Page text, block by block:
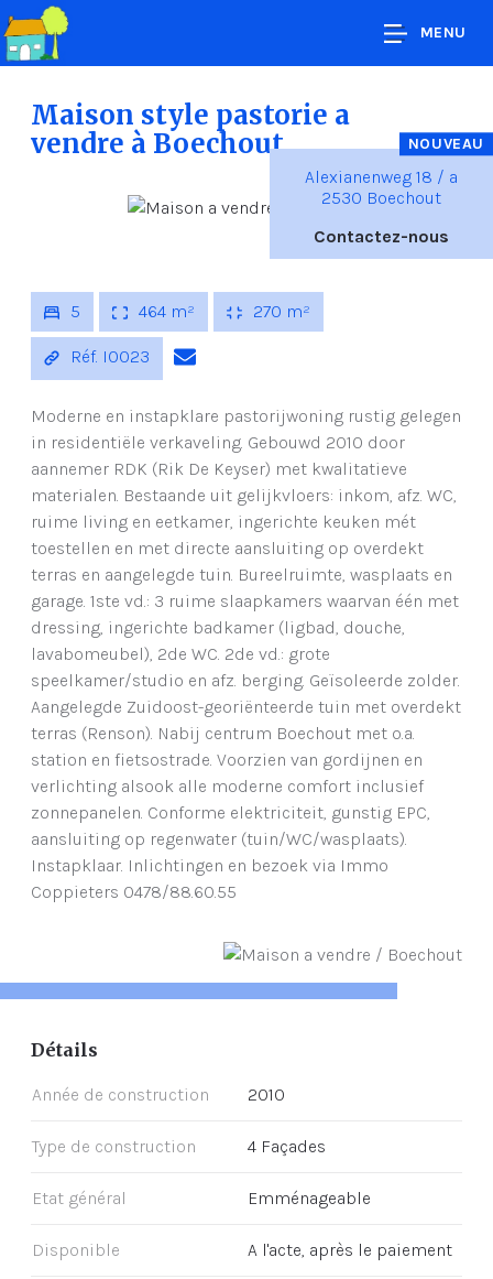
MENU
Maison style pastorie a
vendre à Boechout
Alexianenweg 18 / a
2530 Boechout
Contactez-nous
NOUVEAU
5 464 m² 270 m²
Réf. I0023
Moderne en instapklare pastorijwoning rustig gelegen
in residentiële verkaveling. Gebouwd 2010 door
aannemer RDK (Rik De Keyser) met kwalitatieve
materialen. Bestaande uit gelijkvloers: inkom, afz. WC,
ruime living en eetkamer, ingerichte keuken mét
toestellen en met directe aansluiting op overdekt
terras en aangelegde tuin. Bureelruimte, wasplaats en
garage. 1ste vd.: 3 ruime slaapkamers waarvan één met
dressing, ingerichte badkamer (ligbad, douche,
lavabomeubel), 2de WC. 2de vd.: grote
speelkamer/studio en afz. berging. Geïsoleerde zolder.
Aangelegde Zuidoost-georiënteerde tuin met overdekt
terras (Renson). Nabij centrum Boechout met o.a.
station en fietsostrade. Voorzien van gordijnen en
verlichting alsook alle moderne comfort inclusief
zonnepanelen. Conforme elektriciteit, gunstig EPC,
aansluiting op regenwater (tuin/WC/wasplaats).
Instapklaar. Inlichtingen en bezoek via Immo
Coppieters 0478/88.60.55
Détails
Année de construction 2010
Type de construction 4 Façades
Etat général Emménageable
Disponible A l'acte, après le paiement